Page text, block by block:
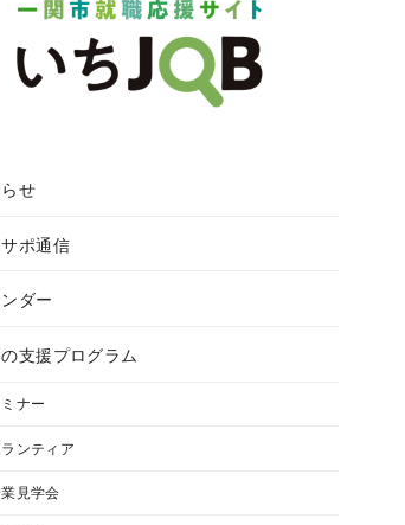
せ
ポ通信
ダー
支援プログラム
ナー
ンティア
見学会